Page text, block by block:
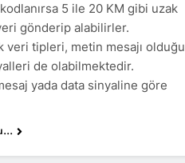
5 ile 20 KM gibi uzak
gönderip alabilirler.
veri tipleri, metin mesajı olduğu
de olabilmektedir.
yada data sinyaline göre